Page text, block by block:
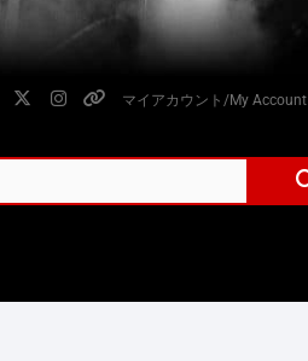
twitter
instagram
個
情
り
マイアカウント/My Account